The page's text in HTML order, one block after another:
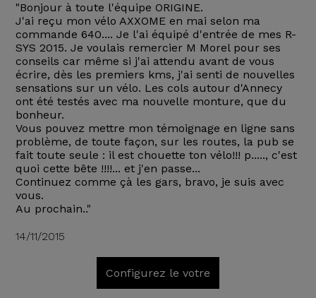
"Bonjour à toute l'équipe ORIGINE.
J'ai reçu mon vélo AXXOME en mai selon ma
commande 640.... Je l'ai équipé d'entrée de mes R-
SYS 2015. Je voulais remercier M Morel pour ses
conseils car même si j'ai attendu avant de vous
écrire, dès les premiers kms, j'ai senti de nouvelles
sensations sur un vélo. Les cols autour d'Annecy
ont été testés avec ma nouvelle monture, que du
bonheur.
Vous pouvez mettre mon témoignage en ligne sans
problème, de toute façon, sur les routes, la pub se
fait toute seule : il est chouette ton vélo!!! p....., c'est
quoi cette bête !!!!... et j'en passe...
Continuez comme çà les gars, bravo, je suis avec
vous.
Au prochain.."
14/11/2015
Configurez le votre